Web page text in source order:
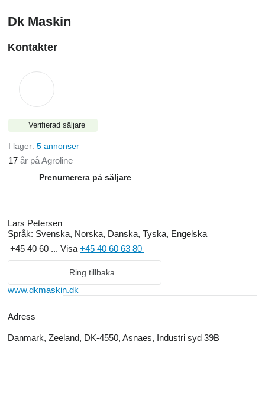
Dk Maskin
Kontakter
Verifierad säljare
I lager: 5 annonser
17 år på Agroline
Prenumerera på säljare
Lars Petersen
Språk: Svenska, Norska, Danska, Tyska, Engelska
+45 40 60 ... Visa+45 40 60 63 80
Ring tillbaka
www.dkmaskin.dk
Adress
Danmark, Zeeland, DK-4550, Asnaes, Industri syd 39B